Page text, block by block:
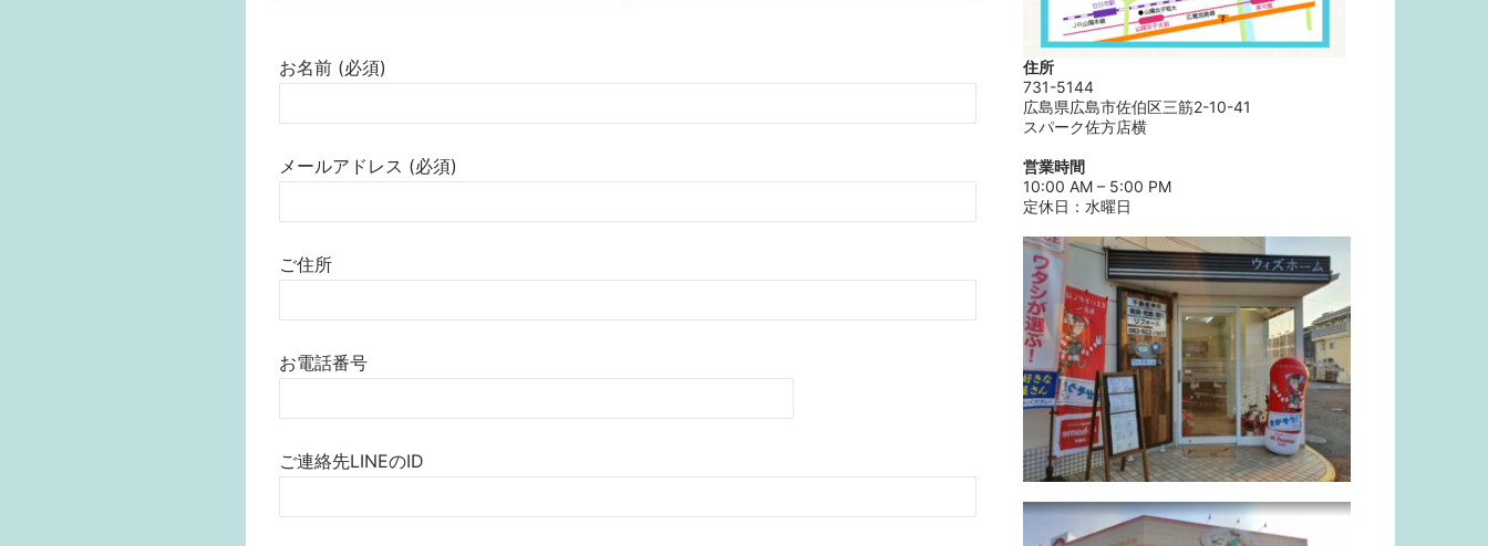
お名前 (必須)
メールアドレス (必須)
ご住所
お電話番号
ご連絡先LINEのID
住所
731-5144
広島県広島市佐伯区三筋2-10-41
スパーク佐方店横
営業時間
10:00 AM – 5:00 PM
定休日：水曜日